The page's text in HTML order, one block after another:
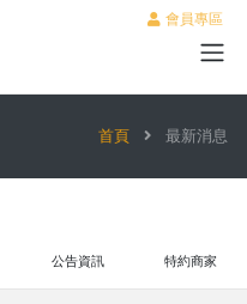
會員專區
首頁 最新消息
公告資訊 特約商家